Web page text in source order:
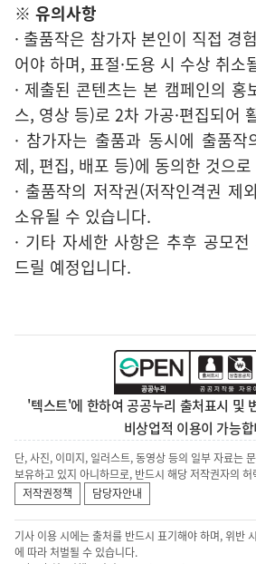
※ 유의사항
· 출품작은 참가자 본인이 직접 경
어야 하며, 표절·도용 시 수상 취소
· 제출된 콘텐츠는 본 캠페인의 홍
스, 영상 등)로 2차 가공·편집되어
· 참가자는 출품과 동시에 출품
제, 편집, 배포 등)에 동의한 것으
· 출품작의 저작권(저작인격권 제
소유될 수 있습니다.
· 기타 자세한 사항은 추후 공모
드릴 예정입니다.
'텍스트'에 한하여 공공누리 출처표시 및
비상업적 이용이 가능
단, 사진, 이미지, 일러스트, 동영상 등의 일부 자료는
보유하고 있지 아니하므로, 반드시 해당 저작권자의
저작권정책
담당자안내
기사 이용 시에는 출처를 반드시 표기해야 하며, 위반 시
에 따라 처벌될 수 있습니다.